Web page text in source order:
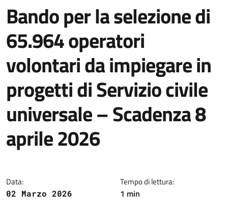
Bando per la selezione di
65.964 operatori
volontari da impiegare in
progetti di Servizio civile
universale – Scadenza 8
aprile 2026
Data:
02 Marzo 2026
Tempo di lettura:
1 min